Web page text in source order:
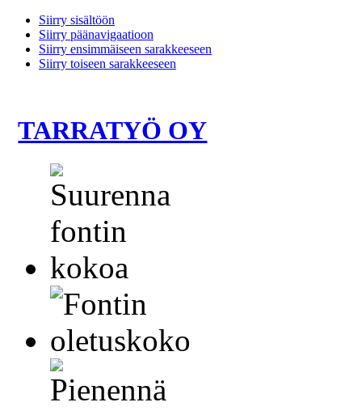
Siirry sisältöön
Siirry päänavigaatioon
Siirry ensimmäiseen sarakkeeseen
Siirry toiseen sarakkeeseen
TARRATYÖ OY